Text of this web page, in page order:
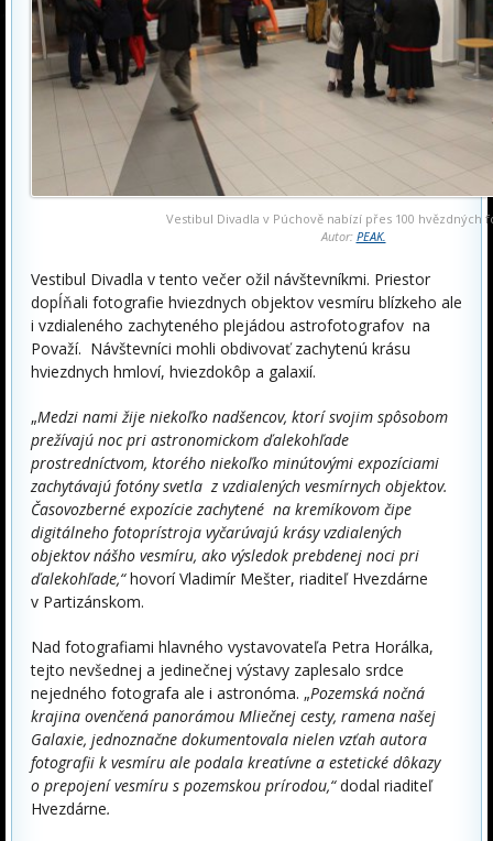
Vestibul Divadla v Púchově nabízí přes 100 hvězdných
Autor: PEAK.
Vestibul Divadla v tento večer ožil návštevníkmi. Priestor
dopĺňali fotografie hviezdnych objektov vesmíru blízkeho ale
i vzdialeného zachyteného plejádou astrofotografov na
Považí. Návštevníci mohli obdivovať zachytenú krásu
hviezdnych hmloví, hviezdokôp a galaxií.
„Medzi nami žije niekoľko nadšencov, ktorí svojim spôsobom
prežívajú noc pri astronomickom ďalekohľade
prostredníctvom, ktorého niekoľko minútovými expozíciami
zachytávajú fotóny svetla z vzdialených vesmírnych objektov.
Časovozberné expozície zachytené na kremíkovom čipe
digitálneho fotoprístroja vyčarúvajú krásy vzdialených
objektov nášho vesmíru, ako výsledok prebdenej noci pri
ďalekohľade,“hovorí Vladimír Mešter, riaditeľ Hvezdárne
v Partizánskom.
Nad fotografiami hlavného vystavovateľa Petra Horálka,
tejto nevšednej a jedinečnej výstavy zaplesalo srdce
nejedného fotografa ale i astronóma. „Pozemská nočná
krajina ovenčená panorámou Mliečnej cesty, ramena našej
Galaxie, jednoznačne dokumentovala nielen vzťah autora
fotografii k vesmíru ale podala kreatívne a estetické dôkazy
o prepojení vesmíru s pozemskou prírodou,“dodal riaditeľ
Hvezdárne.